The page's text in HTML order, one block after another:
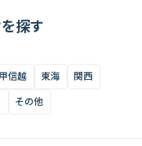
探す
甲信越 東海
関西
その他